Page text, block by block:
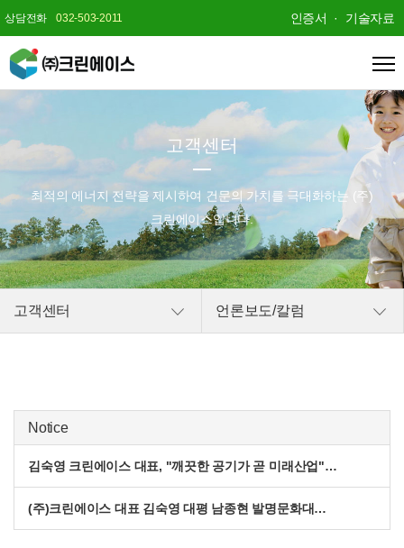
상담전화 032-503-2011 인증서 기술자료
고객센터
최적의 에너지 전략을 제시하여 건문의 가치를 극대화하는 (주)
크린에이스입니다.
고객센터 언론보도/칼럼
Notice
김숙영 크린에이스 대표, "깨끗한 공기가 곧 미래산업"…
(주)크린에이스 대표 김숙영 대평 남종현 발명문화대…